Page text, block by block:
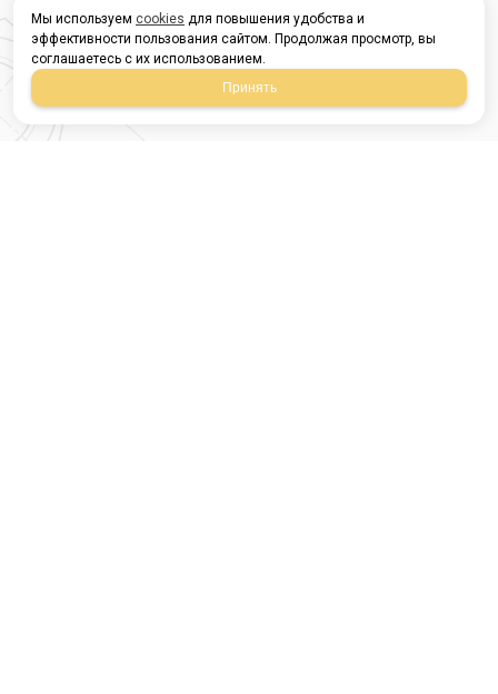
Мы используем cookies для повышения удобства и
эффективности пользования сайтом. Продолжая просмотр, вы
соглашаетесь с их использованием.
Принять